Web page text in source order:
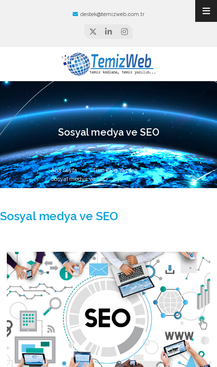
destek@temizweb.com.tr
Sosyal medya ve SEO
Ana Sayfa
Tüm Blog Yazıları
Sosyal medya ve SEO
Sosyal medya ve SEO